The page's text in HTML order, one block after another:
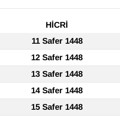
HİCRİ
11 Safer 1448
12 Safer 1448
13 Safer 1448
14 Safer 1448
15 Safer 1448